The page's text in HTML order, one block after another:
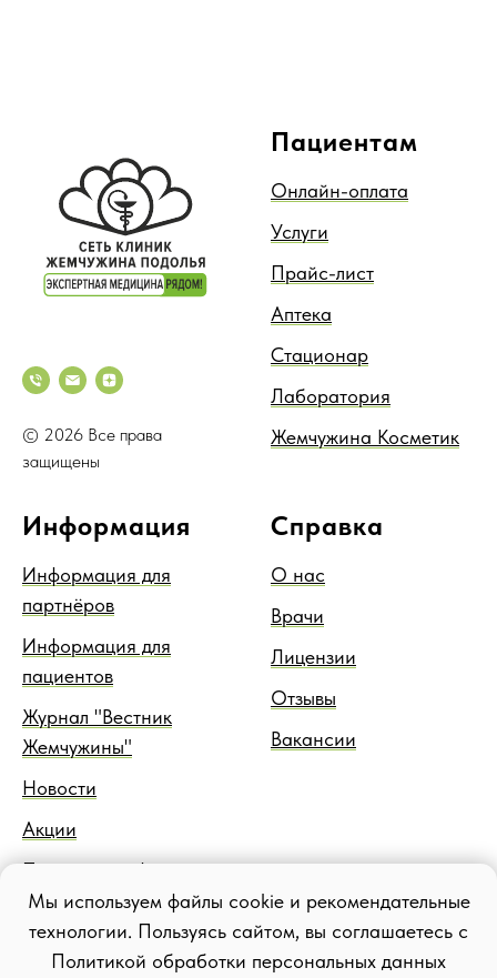
© 2026 Все права
защищены
Пациентам
Онлайн-оплата
Услуги
Прайс-лист
Аптека
Стационар
Лаборатория
Жемчужина Косметик
Информация
Информация для
партнёров
Информация для
пациентов
Журнал "Вестник
Жемчужины"
Новости
Акции
Правовая информация
Блог
Справка
О нас
Врачи
Лицензии
Отзывы
Вакансии
Мы используем файлы cookie и рекомендательные
технологии. Пользуясь сайтом, вы соглашаетесь с
Политикой обработки персональных данных